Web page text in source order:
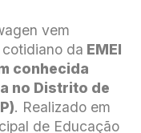
vem
da EMEI
conhecida
no Distrito de
. Realizado em
de Educação